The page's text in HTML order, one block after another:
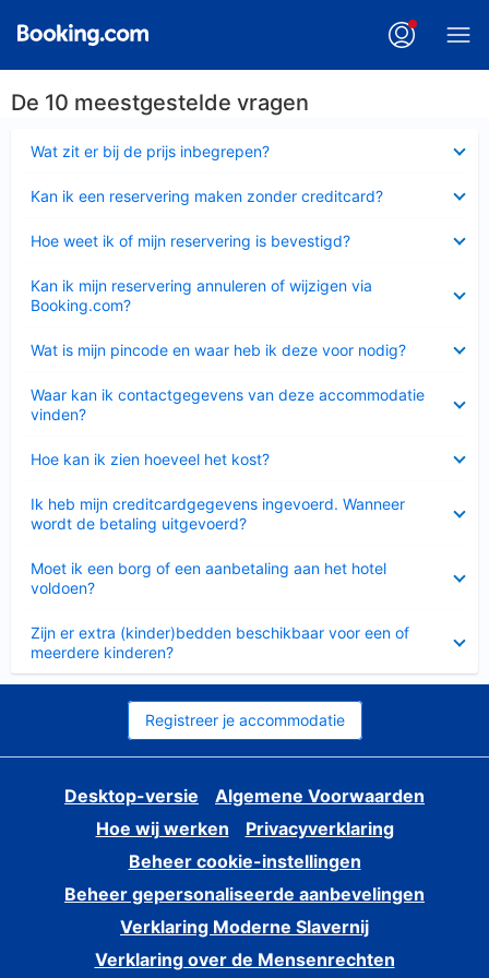
De 10 meestgestelde vragen
Wat zit er bij de prijs inbegrepen?
Kan ik een reservering maken zonder creditcard?
Hoe weet ik of mijn reservering is bevestigd?
Kan ik mijn reservering annuleren of wijzigen via
Booking.com?
Wat is mijn pincode en waar heb ik deze voor nodig?
Waar kan ik contactgegevens van deze accommodatie
vinden?
Hoe kan ik zien hoeveel het kost?
Ik heb mijn creditcardgegevens ingevoerd. Wanneer
wordt de betaling uitgevoerd?
Moet ik een borg of een aanbetaling aan het hotel
voldoen?
Zijn er extra (kinder)bedden beschikbaar voor een of
meerdere kinderen?
Registreer je accommodatie
Desktop-versie
Algemene Voorwaarden
Hoe wij werken
Privacyverklaring
Beheer cookie-instellingen
Beheer gepersonaliseerde aanbevelingen
Verklaring Moderne Slavernij
Verklaring over de Mensenrechten